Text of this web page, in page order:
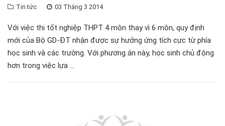
Tin tức 03 Tháng 3 2014
Với việc thi tốt nghiệp THPT 4 môn thay vì 6 môn, quy định
mới của Bộ GD-ĐT nhận được sự hưởng ứng tích cực từ phía
học sinh và các trường. Với phương án này, học sinh chủ động
hơn trong việc lựa ...